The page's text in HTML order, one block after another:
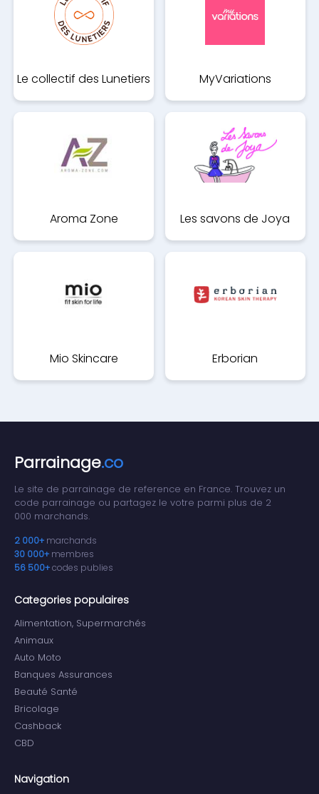
Le collectif des Lunetiers MyVariations
Aroma Zone Les savons de Joya
Mio Skincare Erborian
Parrainage.co
Le site de parrainage de reference en France. Trouvez un
code parrainage ou partagez le votre parmi plus de 2
000 marchands.
2 000+ marchands
30 000+ membres
56 500+codes publies
Categories populaires
Alimentation, Supermarchés
Animaux
Auto Moto
Banques Assurances
Beauté Santé
Bricolage
Cashback
CBD
Navigation